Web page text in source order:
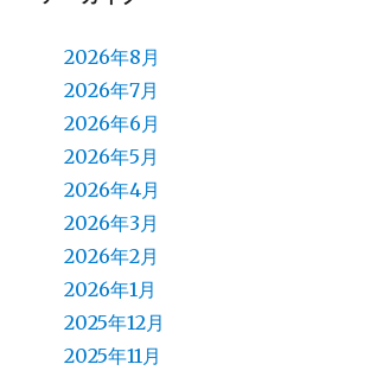
2026年8月
2026年7月
2026年6月
2026年5月
2026年4月
2026年3月
2026年2月
2026年1月
2025年12月
2025年11月